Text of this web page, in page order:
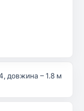
довжина – 1.8 м